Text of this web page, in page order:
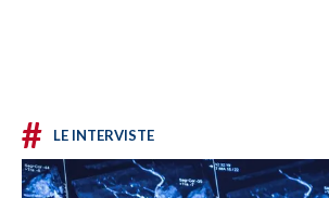
# LE INTERVISTE